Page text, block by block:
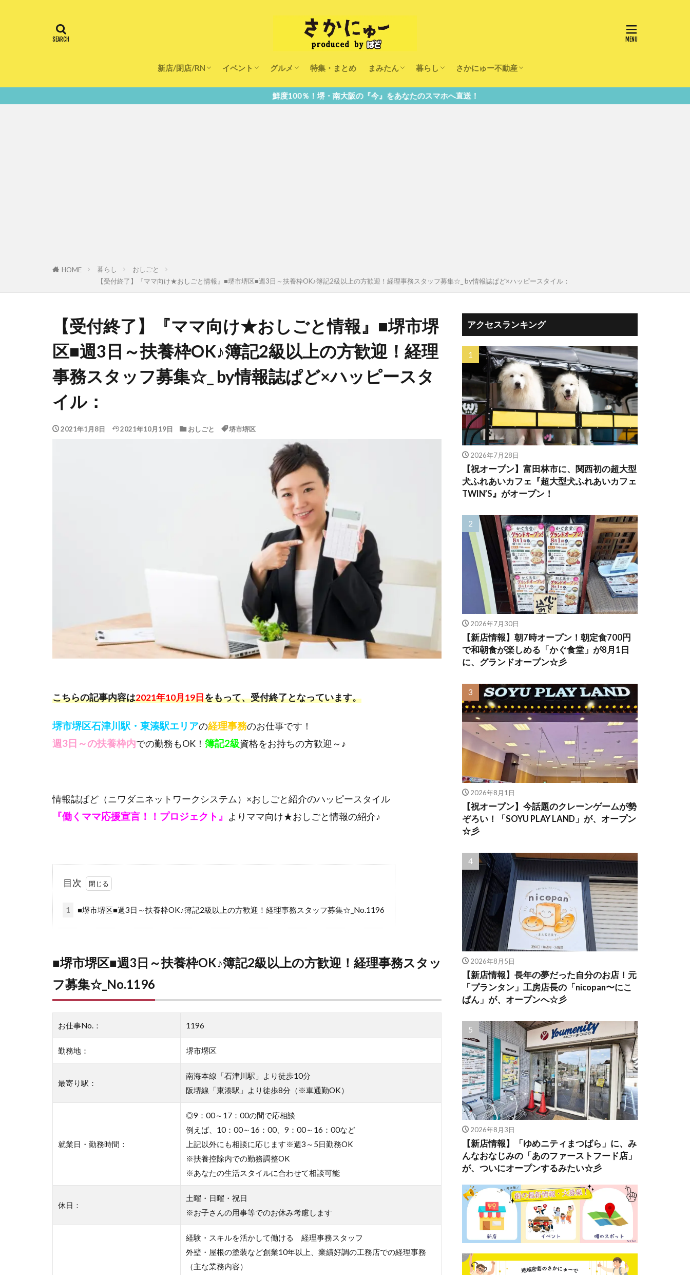
新店/閉店/RN イベント グルメ
ランチ
カフェ
特集・まとめ まみたん
まみたんイベント・おでかけ
習い事・キャンペーン
幼稚園・こども園・保育園
暮らし
医療
美容・健康
大人の習い事
キッズ
子供の教育
子供の習い事
おしごと
さかにゅー不動産
住宅
リフォーム
鮮度100％！堺・南大阪の『今』をあなたのスマホへ直送！
HOME 暮らし
おしごと
【受付終了】『ママ向け★おしごと情報』■堺市堺区■週3日～扶養枠OK♪簿記2級以上の方歓迎！経理事務スタッフ募集☆_ by情報誌ぱど×ハッピースタイル：
【受付終了】『ママ向け★おしごと情報』■堺市堺
区■週3日～扶養枠OK♪簿記2級以上の方歓迎！経理
事務スタッフ募集☆_ by情報誌ぱど×ハッピースタ
イル：
2021年1月8日 2021年10月19日 おしごと 堺市堺区
こちらの記事内容は2021年10月19日をもって、受付終了となっています。
堺市堺区石津川駅・東湊駅エリアの経理事務のお仕事です！
週3日～の扶養枠内での勤務もOK！ 簿記2級資格をお持ちの方歓迎～♪
情報誌ぱど（ニワダニネットワークシステム）×おしごと紹介のハッピースタイル
『働くママ応援宣言！！プロジェクト』 よりママ向け★おしごと情報の紹介♪
目次
1 ■堺市堺区■週3日～扶養枠OK♪簿記2級以上の方歓迎！経理事務スタッフ募集☆_No.1196
■堺市堺区■週3日～扶養枠OK♪簿記2級以上の方歓迎！経理事務スタッ
フ募集☆_No.1196
お仕事No.： 1196
勤務地： 堺市堺区
最寄り駅：
南海本線「石津川駅」より徒歩10分
阪堺線「東湊駅」より徒歩8分（※車通勤OK）
就業日・勤務時間：
◎9：00～17：00の間で応相談
例えば、10：00～16：00、9：00～16：00など
上記以外にも相談に応じます※週3～5日勤務OK
※扶養控除内での勤務調整OK
※あなたの生活スタイルに合わせて相談可能
休日：
土曜・日曜・祝日
※お子さんの用事等でのお休み考慮します
経験・スキルを活かして働ける 経理事務スタッフ
外壁・屋根の塗装など創業10年以上、業績好調の工務店での経理事務
（主な業務内容）
アクセスランキング
2026年7月28日
【祝オープン】富田林市に、関西初の超大型
犬ふれあいカフェ『超大型犬ふれあいカフェ
TWIN’S』がオープン！
2026年7月30日
【新店情報】朝7時オープン！朝定食700円
で和朝食が楽しめる「かぐ食堂」が8月1日
に、グランドオープン☆彡
2026年8月1日
【祝オープン】今話題のクレーンゲームが勢
ぞろい！「SOYU PLAY LAND」が、オープン
☆彡
2026年8月5日
【新店情報】長年の夢だった自分のお店！元
「プランタン」工房店長の「nicopan〜にこ
ぱん」が、オープンへ☆彡
2026年8月3日
【新店情報】「ゆめニティまつばら」に、み
んなおなじみの「あのファーストフード店」
が、ついにオープンするみたい☆彡